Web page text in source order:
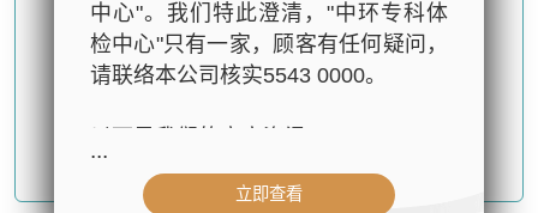
中心"。我们特此澄清，"中环专科体
检中心"只有一家，顾客有任何疑问，
请联络本公司核实5543 0000。
- 公司名称：中环专科体检中心（The
...
立即查看